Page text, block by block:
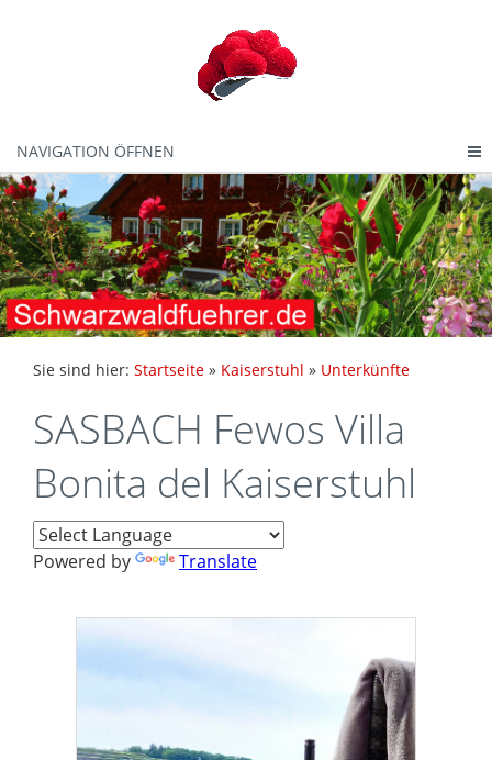
NAVIGATION ÖFFNEN
Sie sind hier: Startseite » Kaiserstuhl » Unterkünfte
SASBACH Fewos Villa
Bonita del Kaiserstuhl
Powered by Translate